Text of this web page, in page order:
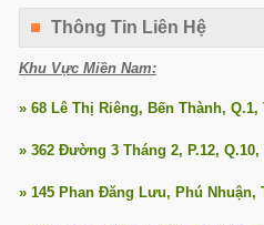
Thông Tin Liên Hệ
Khu Vực Miền Nam:
» 68 Lê Thị Riêng, Bến Thành, Q.1,
» 362 Đường 3 Tháng 2, P.12, Q.10,
» 145 Phan Đăng Lưu, Phú Nhuận,